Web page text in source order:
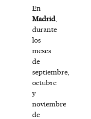
En
Madrid,
durante
los
meses
de
septiembre,
octubre
y
noviembre
de